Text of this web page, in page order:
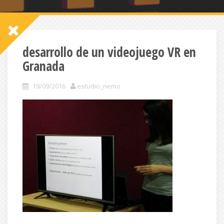
desarrollo de un videojuego VR en
Granada
19/09/2016 estudio_nemo